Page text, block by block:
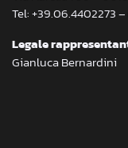
Tel: +39.06.4402273
Legale
Gianluca Bernardini